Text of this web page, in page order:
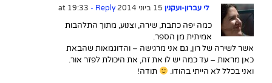
לי עברון-ועקנין - Reply
כמה יפה כתבת, שירה, וצנוע, מתוך התלהבות
אמיתית מן הספר.
אשר לשירה של רון, גם אני מרגישה – והדוגמאות שהבאת
כאן מראות – עד כמה יש לו את זה, את היכולת לפזר אור.
ואני בכלל לא הייתי בהודו.
תודה!